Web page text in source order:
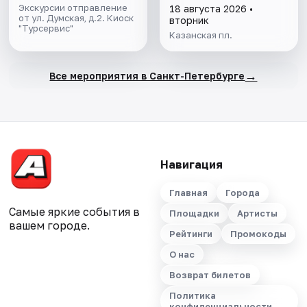
Экскурсии отправление
от ул. Думская, д.2. Киоск
"Турсервис"
18 августа 2026 •
вторник
Казанская пл.
Все мероприятия в Санкт-Петербурге →
Самые яркие события в
вашем городе.
Навигация
Главная
Города
Площадки
Артисты
Рейтинги
Промокоды
О нас
Возврат билетов
Политика